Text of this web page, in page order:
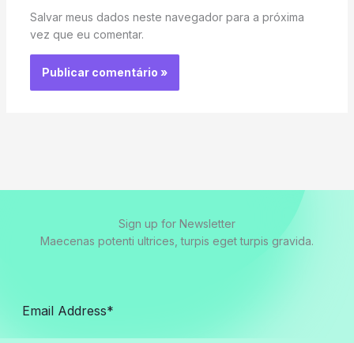
Salvar meus dados neste navegador para a próxima
vez que eu comentar.
Sign up for Newsletter
Maecenas potenti ultrices, turpis eget turpis gravida.